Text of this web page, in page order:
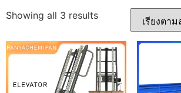
Showing all 3 resultsSorted
latest